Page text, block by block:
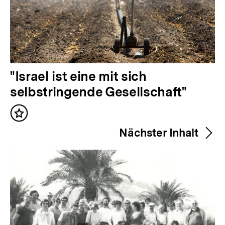
V
o
r
h
g
e
r
"Israel ist eine mit sich
selbstringende Gesellschaft"
Inhalt
Nächster Inhalt